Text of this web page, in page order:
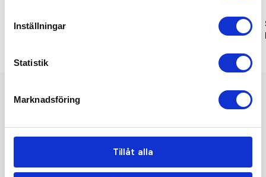
Inställningar
Statistik
Marknadsföring
Tillåt alla
Versatile 5-i-1
Troop 3-i-1 laddningskabel
Vi hjälper er!
Få personlig hjälp av oss när ni beställer, vi finns här hela